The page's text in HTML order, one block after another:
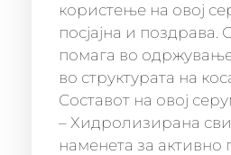
користење на овој
посјајна и поздрава.
помага во
во структурата на
Составот на овој
– Хидролизирана
наменета за